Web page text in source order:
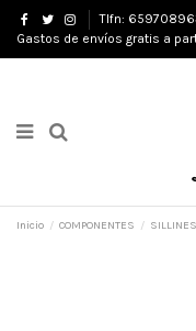
Tlfn:
Gastos de envíos gratis a
Inicio COMPONENTES SILLINES